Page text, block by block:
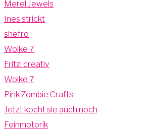
Merel Jewels
Ines strickt
shefro
Wolke 7
Fritzi creativ
Wolke 7
Pink Zombie Crafts
Jetzt kocht sie auch noch
Feinmotorik